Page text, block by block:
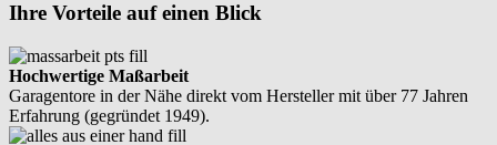
Ihre Vorteile auf einen Blick
Hochwertige Maßarbeit
Garagentore in der Nähe direkt vom Hersteller mit über 77 Jahren
Erfahrung (gegründet 1949).